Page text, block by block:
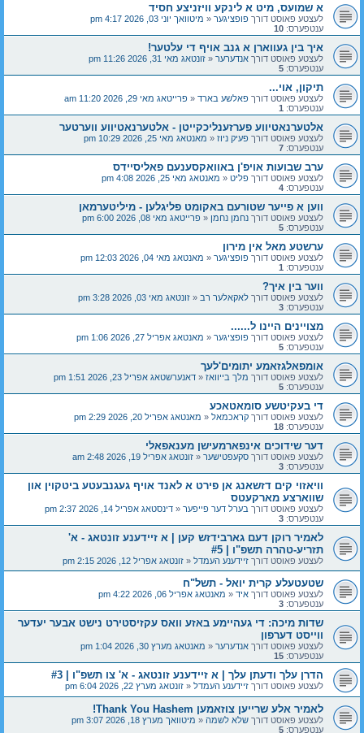
א שמועס, מיט א לינקע וויזניצע חסיד
לעצטע פאוסט דורך פופציגער « מיטוואך יוני 03, 2026 4:17 pm
ענטפערס: 10
איך בין געווארן א גנב אויף די עלטער!
לעצטע פאוסט דורך אנדערער « זונטאג מאי 31, 2026 11:26 pm
ענטפערס: 5
תיקון, אוי...
לעצטע פאוסט דורך פאלשע בארד « פרייטאג מאי 29, 2026 11:20 am
ענטפערס: 1
אלטערנאטיווע פערזענליכקייטן - אלטערנאטיווע ווערטער
לעצטע פאוסט דורך פעיק ניוז « מאנטאג מאי 25, 2026 10:29 pm
ענטפערס: 7
ערב שבועות אויפ'ן באוואקסענעם פאליסיידס
לעצטע פאוסט דורך פליט « מאנטאג מאי 25, 2026 4:08 pm
ענטפערס: 4
ווען א פייער שטורעם באקומט פליגלען - מיליטערמאן
לעצטע פאוסט דורך נחמן נחמן « פרייטאג מאי 08, 2026 6:00 pm
ענטפערס: 5
ערשטע מאל אין מירון
לעצטע פאוסט דורך פופציגער « מאנטאג מאי 04, 2026 12:03 pm
ענטפערס: 1
ווער בין איך?
לעצטע פאוסט דורך לאקאלער רב « זונטאג מאי 03, 2026 3:28 pm
ענטפערס: 3
מצויינים היינו ל......
לעצטע פאוסט דורך פופציגער « מאנטאג אפריל 27, 2026 1:06 pm
ענטפערס: 5
אומפאלגזאמע יתומים'לעך
לעצטע פאוסט דורך מלך בייוואז « דאנערשטאג אפריל 23, 2026 1:51 pm
ענטפערס: 5
די בעקיטשע סומאטאכע
לעצטע פאוסט דורך קראכמאל « מאנטאג אפריל 20, 2026 2:29 pm
ענטפערס: 18
דער שידוכים אינפארמעישן מענאפאלי
לעצטע פאוסט דורך סקעפטישער « זונטאג אפריל 19, 2026 2:48 am
ענטפערס: 3
וויאזוי קים דזשאנג אן פירט א לאנד אויף געגנבעטע ביטקוין און
שווארצע מארקעטס
לעצטע פאוסט דורך בערל דער פייפער « דינסטאג אפריל 14, 2026 2:37 pm
ענטפערס: 3
לאמיר רוקן דעם גארבידזש קען | א זיידענע זונטאג - א'
תזריע-טהרה תשפ"ו | #5
לעצטע פאוסט דורך זיידענע העמדל « זונטאג אפריל 12, 2026 2:15 pm
שטעטעלע קרית יואל - תשל"ח
לעצטע פאוסט דורך איד « מאנטאג אפריל 06, 2026 4:22 pm
ענטפערס: 3
שדות מיכה: די געהיימע באזע וואס עקזיסטירט נישט אבער יעדער
ווייסט דערפון
לעצטע פאוסט דורך אנדערער « מאנטאג מערץ 30, 2026 1:04 pm
ענטפערס: 15
הדרן עלך ודעתן עלך | א זיידענע זונטאג - א' צו תשפ"ו | #3
לעצטע פאוסט דורך זיידענע העמדל « זונטאג מערץ 22, 2026 6:04 pm
לאמיר אלע שרייען צוזאמען Thank You Hashem!
לעצטע פאוסט דורך שלא לשמה « מיטוואך מערץ 18, 2026 3:07 pm
ענטפערס: 5